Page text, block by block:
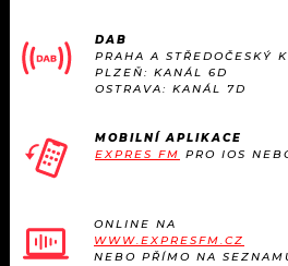
DAB
PRAHA A STŘEDOČESKÝ
PLZEŇ: KANÁL 6D
OSTRAVA: KANÁL 7D
MOBILNÍ APLIKACE
EXPRES FM PRO IOS
ONLINE NA
WWW.EXPRESFM.CZ
NEBO PŘÍMO NA